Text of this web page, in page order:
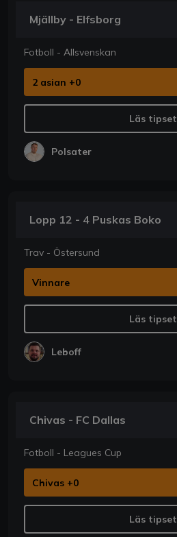
Mjällby - Elfsborg
Fotboll - Allsvenskan
2 asian +0
Läs tipset
Polsater
Lopp 12 - 4 Puskas Boko
Trav - Östersund
Vinnare
Läs tipset
Leboff
Chivas - FC Dallas
Fotboll - Leagues Cup
Chivas +0
Läs tipset